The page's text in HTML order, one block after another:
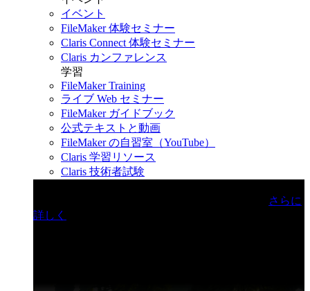
イベント
FileMaker 体験セミナー
Claris Connect 体験セミナー
Claris カンファレンス
学習
FileMaker Training
ライブ Web セミナー
FileMaker ガイドブック
公式テキストと動画
FileMaker の自習室（YouTube）
Claris 学習リソース
Claris 技術者試験
さらに
詳しく